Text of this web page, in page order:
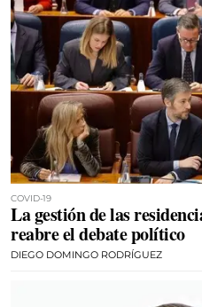
COVID-19
La gestión de las
reabre el debate político
DIEGO DOMINGO RODRÍGUEZ